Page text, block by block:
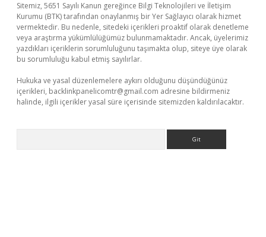
Sitemiz, 5651 Sayılı Kanun gereğince Bilgi Teknolojileri ve İletişim
Kurumu (BTK) tarafından onaylanmış bir Yer Sağlayıcı olarak hizmet
vermektedir. Bu nedenle, sitedeki içerikleri proaktif olarak denetleme
veya araştırma yükümlülüğümüz bulunmamaktadır. Ancak, üyelerimiz
yazdıkları içeriklerin sorumluluğunu taşımakta olup, siteye üye olarak
bu sorumluluğu kabul etmiş sayılırlar.
Hukuka ve yasal düzenlemelere aykırı olduğunu düşündüğünüz
içerikleri, backlinkpanelicomtr@gmail.com adresine bildirmeniz
halinde, ilgili içerikler yasal süre içerisinde sitemizden kaldırılacaktır.